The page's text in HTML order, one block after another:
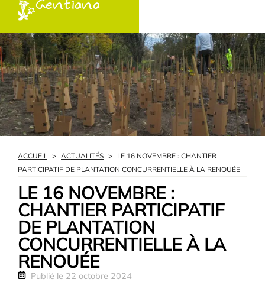
Gentiana
ACCUEIL > ACTUALITÉS > LE 16 NOVEMBRE : CHANTIER
PARTICIPATIF DE PLANTATION CONCURRENTIELLE À LA RENOUÉE
LE 16 NOVEMBRE :
CHANTIER PARTICIPATIF
DE PLANTATION
CONCURRENTIELLE À LA
RENOUÉE
Publié le 22 octobre 2024